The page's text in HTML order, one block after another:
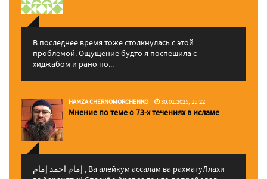
В последнее время тоже столкнулась с этой
проблемой. Ощущение будто я поспешила с
хиджабом и рано по...
HAMZA CHERNOMORCHENKO 30.01.2025, 15:22
Мнение по теме о 73-х течениях в исламе
إمام احمد إمام , Ва алейкум ассалам ва рахматуЛлахи